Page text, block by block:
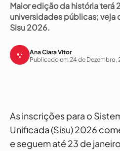
Maior edição da história terá
universidades públicas;
Sisu 2026.
Ana Clara Vitor
Publicado em 24 de Dezembro,
As inscrições para o
Unificada (Sisu) 2026
e seguem até 23 de